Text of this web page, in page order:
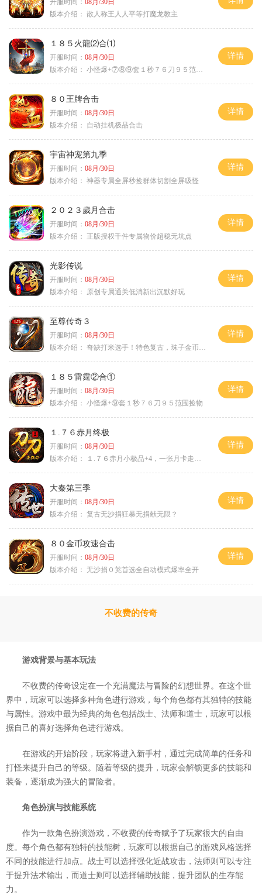
版本介绍： 散人称王人人平等打魔龙教主
１８５火龍⑵合⑴
开服时间： 08月/30日
版本介绍： 小怪爆+⑦⑧⑨套１秒７６刀９５范围捡
详情
８０王牌合击
开服时间： 08月/30日
版本介绍：
自动挂机极品合击
详情
宇宙神宠第九季
开服时间： 08月/30日
版本介绍： 神器专属全屏秒捡群体切割全屏吸怪
详情
２０２３歲月合击
开服时间： 08月/30日
版本介绍：
正版授权千件专属物价超稳无坑点
详情
光影传说
开服时间： 08月/30日
版本介绍：
原创专属通关低消新出沉默好玩
详情
至尊传奇３
开服时间： 08月/30日
版本介绍： 奇缺打米选手！特色复古，珠子金币释放珠子
详情
１８５雷霆②合①
开服时间： 08月/30日
版本介绍： 小怪爆+⑨套１秒７６刀９５范围捡物
详情
１.７６赤月终极
开服时间： 08月/30日
版本介绍：
１.７６赤月小极品+4，一张月卡走天涯c
详情
大秦第三季
开服时间： 08月/30日
版本介绍： 复古无沙捐狂暴无捐献无限？
详情
８０金币攻速合击
开服时间： 08月/30日
版本介绍： 无沙捐０茺首选全自动模式爆率全开
详情
不收费的传奇
游戏背景与基本玩法
不收费的传奇设定在一个充满魔法与冒险的幻想世界。在这个世
界中，玩家可以选择多种角色进行游戏，每个角色都有其独特的技能
与属性。游戏中最为经典的角色包括战士、法师和道士，玩家可以根
据自己的喜好选择角色进行游戏。
在游戏的开始阶段，玩家将进入新手村，通过完成简单的任务和
打怪来提升自己的等级。随着等级的提升，玩家会解锁更多的技能和
装备，逐渐成为强大的冒险者。
角色扮演与技能系统
作为一款角色扮演游戏，不收费的传奇赋予了玩家很大的自由
度。每个角色都有独特的技能树，玩家可以根据自己的游戏风格选择
不同的技能进行加点。战士可以选择强化近战攻击，法师则可以专注
于提升法术输出，而道士则可以选择辅助技能，提升团队的生存能
力。